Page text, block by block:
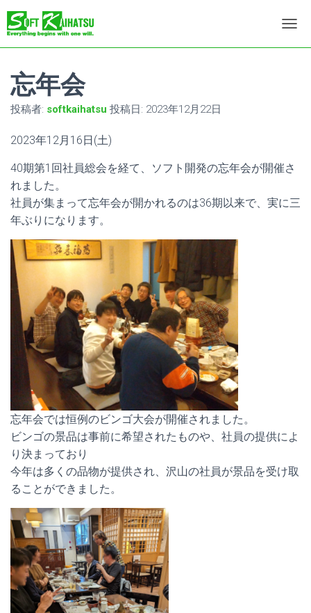
ビ
替
忘年会
投稿者: softkaihatsu 投稿日: 2023年12月22日
2023年12月16日(土)
40期第1回社員総会を経て、ソフト開発の忘年会が開催さ
れました。
社員が集まって忘年会が開かれるのは36期以来で、実に三
年ぶりになります。
忘年会では恒例のビンゴ大会が開催されました。
ビンゴの景品は事前に希望されたものや、社員の提供によ
り決まっており
今年は多くの品物が提供され、沢山の社員が景品を受け取
ることができました。